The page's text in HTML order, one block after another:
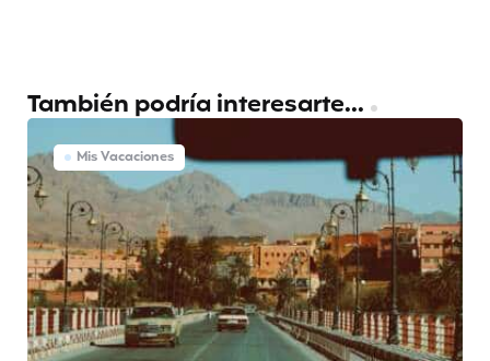
También podría interesarte...
Mis Vacaciones